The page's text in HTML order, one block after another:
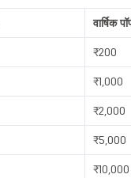
वार्षिक
₹200
₹1,000
₹2,000
₹5,000
₹10,000